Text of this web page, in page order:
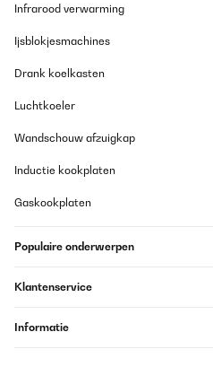
Infrarood verwarming
Ijsblokjesmachines
Drank koelkasten
Luchtkoeler
Wandschouw afzuigkap
Inductie kookplaten
Gaskookplaten
Populaire onderwerpen
Klantenservice
Informatie